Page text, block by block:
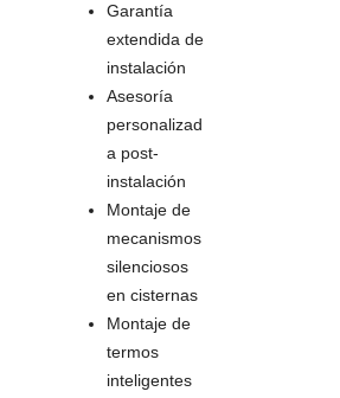
Garantía
extendida de
instalación
Asesoría
personalizad
a post-
instalación
Montaje de
mecanismos
silenciosos
en cisternas
Montaje de
termos
inteligentes